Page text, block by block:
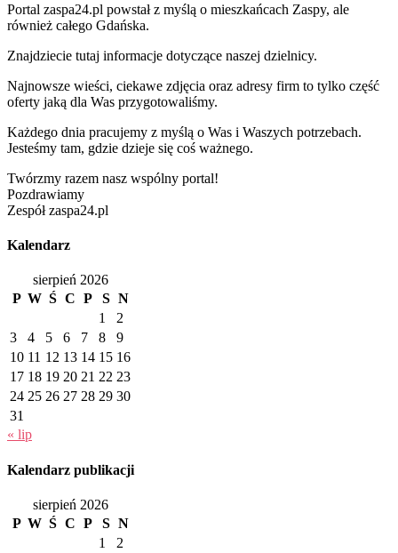
Portal zaspa24.pl powstał z myślą o mieszkańcach Zaspy, ale
również całego Gdańska.
Znajdziecie tutaj informacje dotyczące naszej dzielnicy.
Najnowsze wieści, ciekawe zdjęcia oraz adresy firm to tylko część
oferty jaką dla Was przygotowaliśmy.
Każdego dnia pracujemy z myślą o Was i Waszych potrzebach.
Jesteśmy tam, gdzie dzieje się coś ważnego.
Twórzmy razem nasz wspólny portal!
Pozdrawiamy
Zespół zaspa24.pl
Kalendarz
sierpień 2026
P W Ś C P S N
1
2
3
4 5 6 7 8
9
10 11 12 13 14 15 16
17 18 19 20 21 22 23
24 25 26 27 28 29 30
31
« lip
Kalendarz publikacji
sierpień 2026
P W Ś C P S N
1
2